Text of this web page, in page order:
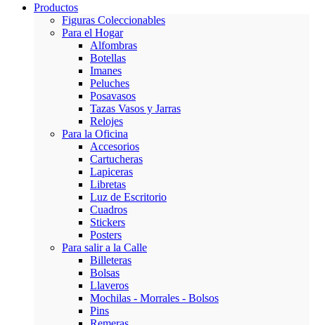
Productos
Figuras Coleccionables
Para el Hogar
Alfombras
Botellas
Imanes
Peluches
Posavasos
Tazas Vasos y Jarras
Relojes
Para la Oficina
Accesorios
Cartucheras
Lapiceras
Libretas
Luz de Escritorio
Cuadros
Stickers
Posters
Para salir a la Calle
Billeteras
Bolsas
Llaveros
Mochilas - Morrales - Bolsos
Pins